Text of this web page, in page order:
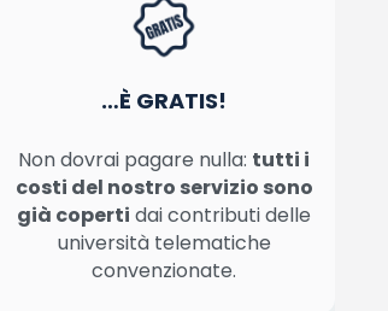
…È GRATIS!
Non dovrai pagare nulla: tutti i
costi del nostro servizio sono
già coperti dai contributi delle
università telematiche
convenzionate.